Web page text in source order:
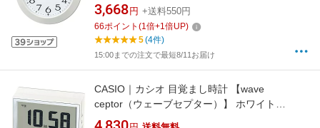
3,668 円 +送料550円
66ポイント (1倍+1倍UP)
5(4件)
15:00までの注文で最短8/11お届け
CASIO｜カシオ 目覚まし時計 【wave
ceptor（ウェーブセプター）】 ホワイト
DQDS01J7JF [デジタル /電波自動受信機能有]